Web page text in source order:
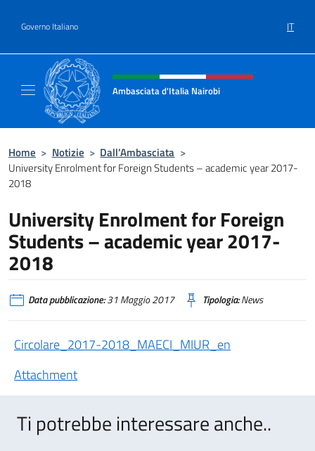
Governo Italiano IT
Intestazione sito, social e menù
Ambasciata d'Italia Nairobi
Home > Notizie > Dall’Ambasciata >
University Enrolment for Foreign Students – academic year 2017-
2018
University Enrolment for Foreign
Students – academic year 2017-
2018
Data pubblicazione:31 Maggio 2017 Tipologia:News
Circolare_2017-2018_MAECI_MIUR_en
Attachment
Ti potrebbe interessare anche..